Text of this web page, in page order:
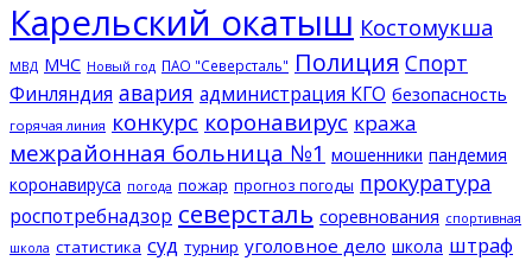
Карельский окатыш Костомукша
МВД МЧС Новый год ПАО "Северсталь" Полиция Спорт
Финляндия авария администрация КГО безопасность
горячая линия конкурс коронавирус кража
межрайонная больница №1 мошенники пандемия
коронавируса погода пожар прогноз погоды прокуратура
роспотребнадзор северсталь соревнования спортивная
школа статистика суд турнир уголовное дело школа штраф